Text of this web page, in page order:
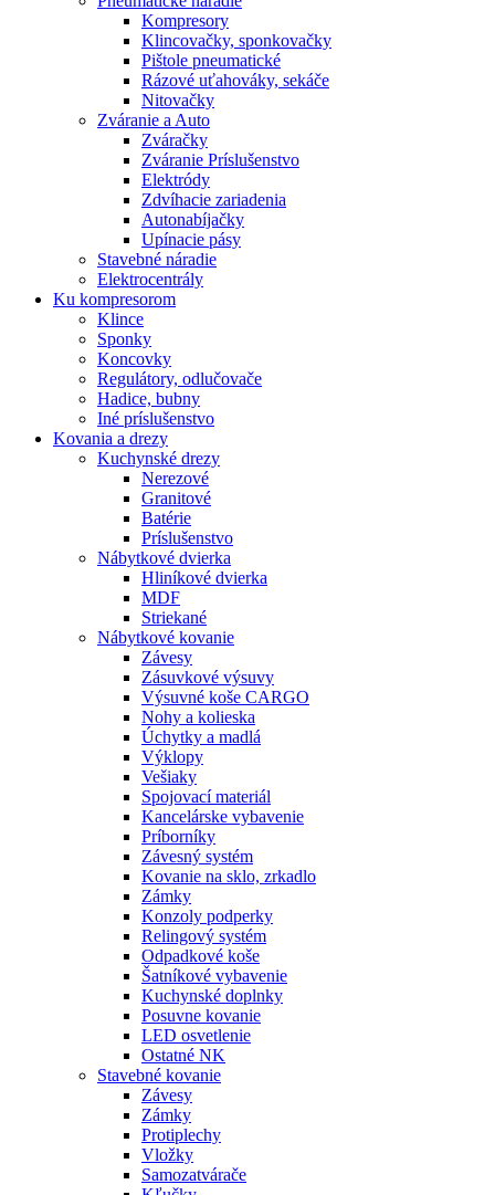
Kompresory
Klincovačky, sponkovačky
Pištole pneumatické
Rázové uťahováky, sekáče
Nitovačky
Zváranie a Auto
Zváračky
Zváranie Príslušenstvo
Elektródy
Zdvíhacie zariadenia
Autonabíjačky
Upínacie pásy
Stavebné náradie
Elektrocentrály
Ku kompresorom
Klince
Sponky
Koncovky
Regulátory, odlučovače
Hadice, bubny
Iné príslušenstvo
Kovania a drezy
Kuchynské drezy
Nerezové
Granitové
Batérie
Príslušenstvo
Nábytkové dvierka
Hliníkové dvierka
MDF
Striekané
Nábytkové kovanie
Závesy
Zásuvkové výsuvy
Výsuvné koše CARGO
Nohy a kolieska
Úchytky a madlá
Výklopy
Vešiaky
Spojovací materiál
Kancelárske vybavenie
Príborníky
Závesný systém
Kovanie na sklo, zrkadlo
Zámky
Konzoly podperky
Relingový systém
Odpadkové koše
Šatníkové vybavenie
Kuchynské doplnky
Posuvne kovanie
LED osvetlenie
Ostatné NK
Stavebné kovanie
Závesy
Zámky
Protiplechy
Vložky
Samozatvárače